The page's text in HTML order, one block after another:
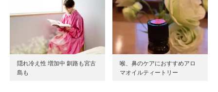
隠れ冷え性 増加中 釧路も宮古
島も
喉、鼻のケアにおすすめアロ
マオイルティートリー